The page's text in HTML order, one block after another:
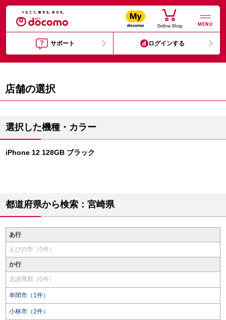
MENU
サポート ログインする
店舗の選択
選択した機種・カラー
iPhone 12 128GB ブラック
都道府県から検索：宮崎県
あ行
えびの市（0件）
か行
北諸県郡（0件）
串間市（1件）
小林市（2件）